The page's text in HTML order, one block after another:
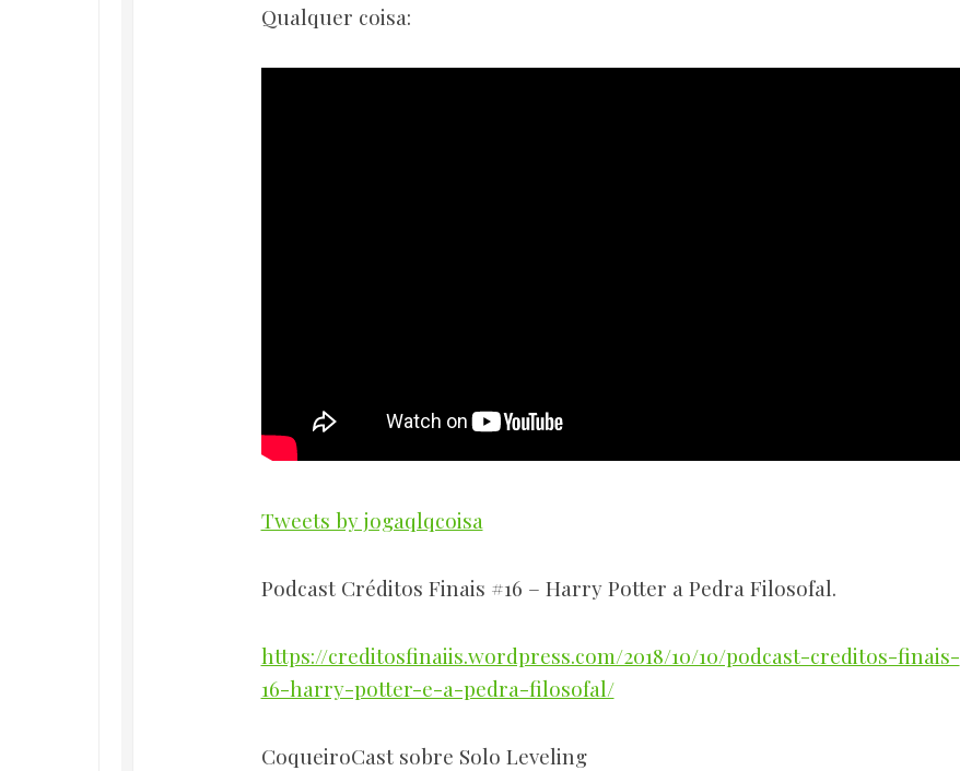
Qualquer coisa:
Tweets by jogaqlqcoisa
Podcast Créditos Finais #16 – Harry Potter a Pedra Filosofal.
https://creditosfinaiis.wordpress.com/2018/10/10/podcast-creditos-finais-
16-harry-potter-e-a-pedra-filosofal/
CoqueiroCast sobre Solo Leveling